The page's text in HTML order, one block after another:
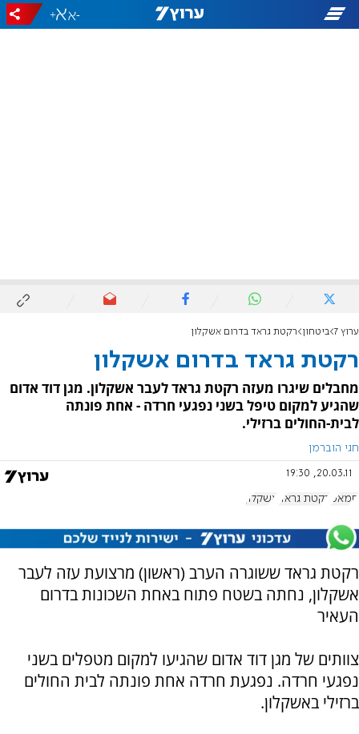
-
+
ערוץ 7 ביטחון רקטת גראד בדרום אשקלון
רקטת גראד בדרום אשקלון
מחבלים שיגרו מעזה רקטת גראד לעבר אשקלון. מגן דוד אדום
שהגיע למקום טיפל בשני נפגעי חרדה - אחת פונתה
לבית-החולים ברזילי.
חגי הוברמן
20.03.11, 19:30
חמאס רקטת גראד אשקלון
רקטת גראד ששוגרה הערב (ראשון) מרצועת עזה לעבר
אשקלון, נחתה בשטח פתוח באחת השכונות בדרום
העאיר
צוותים של מגן דוד אדום שהגיעו למקום מטפלים בשני
נפגעי חרדה. נפגעת חרדה אחת פונתה לבית החולים
ברזילי באשקלון.